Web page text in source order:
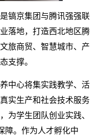
镐京集团与腾讯强强联
落地，打造西北地区腾
旅商贸、智慧城市、产
支撑。
中心将集实践教学、活
实生产和社会技术服务
为学生团队创业实践、
障。作为人才孵化中